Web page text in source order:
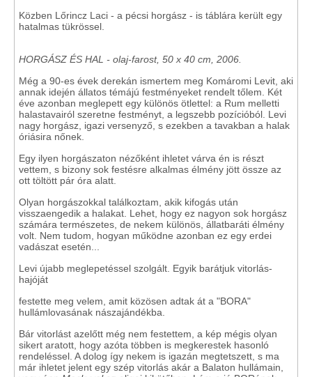
Közben Lőrincz Laci - a pécsi horgász - is táblára került egy
hatalmas tükrössel.
HORGÁSZ ÉS HAL - olaj-farost, 50 x 40 cm, 2006.
Még a 90-es évek derekán ismertem meg Komáromi Levit, aki
annak idején állatos témájú festményeket rendelt tőlem. Két
éve azonban meglepett egy különös ötlettel: a Rum melletti
halastavairól szeretne festményt, a legszebb pozícióból. Levi
nagy horgász, igazi versenyző, s ezekben a tavakban a halak
óriásira nőnek.
Egy ilyen horgászaton nézőként ihletet várva én is részt
vettem, s bizony sok festésre alkalmas élmény jött össze az
ott töltött pár óra alatt.
Olyan horgászokkal találkoztam, akik kifogás után
visszaengedik a halakat. Lehet, hogy ez nagyon sok horgász
számára természetes, de nekem különös, állatbaráti élmény
volt. Nem tudom, hogyan működne azonban ez egy erdei
vadászat esetén...
Levi újabb meglepetéssel szolgált. Egyik barátjuk vitorlás-
hajóját
festette meg velem, amit közösen adtak át a "BORA"
hullámlovasának nászajándékba.
Bár vitorlást azelőtt még nem festettem, a kép mégis olyan
sikert aratott, hogy azóta többen is megkerestek hasonló
rendeléssel. A dolog így nekem is igazán megtetszett, s ma
már ihletet jelent egy szép vitorlás akár a Balaton hullámain,